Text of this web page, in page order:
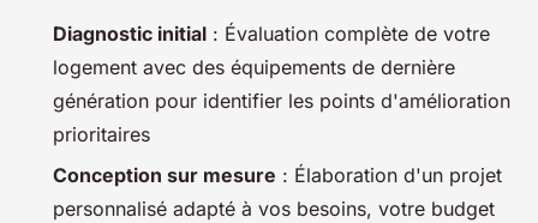
Diagnostic initial : Évaluation complète de votre
logement avec des équipements de dernière
génération pour identifier les points d'amélioration
prioritaires
Conception sur mesure : Élaboration d'un projet
personnalisé adapté à vos besoins, votre budget